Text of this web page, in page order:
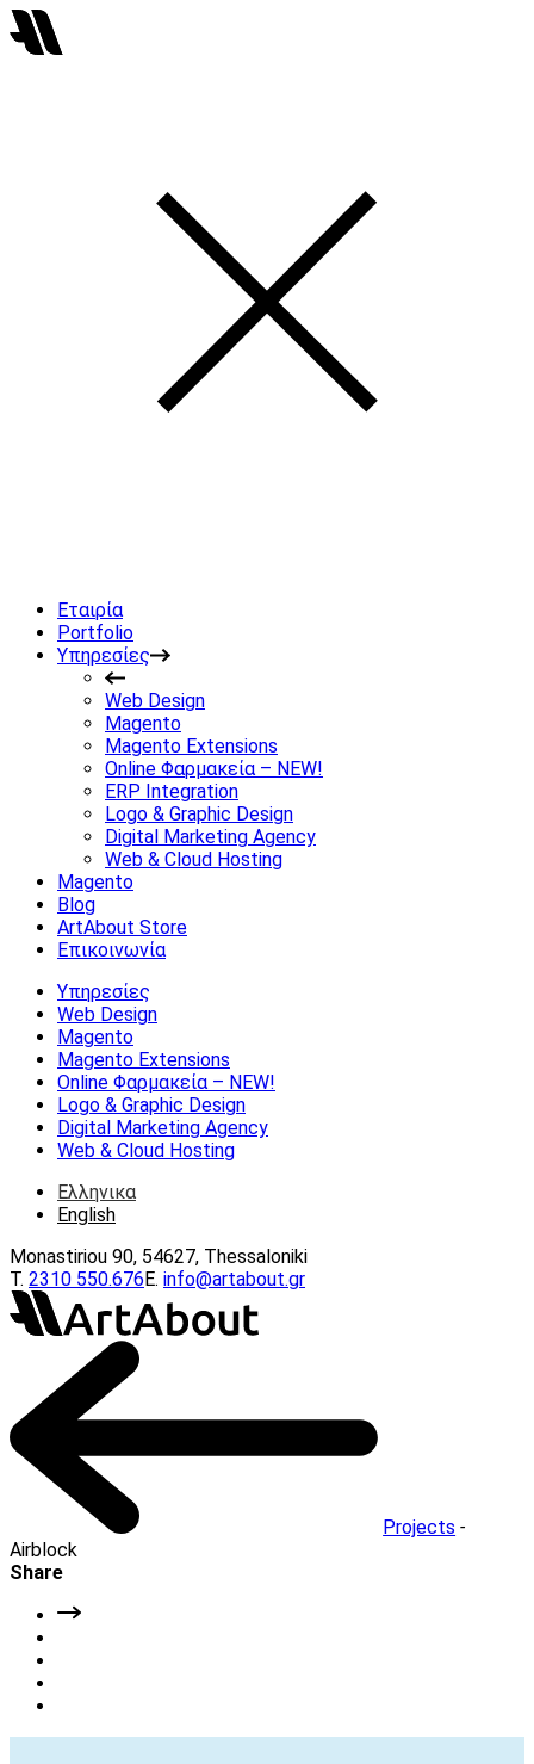
Εταιρία
Portfolio
Υπηρεσίες
Web Design
Magento
Magento Extensions
Online Φαρμακεία – NEW!
ERP Integration
Logo & Graphic Design
Digital Marketing Agency
Web & Cloud Hosting
Magento
Blog
ArtAbout Store
Επικοινωνία
Υπηρεσίες
Web Design
Magento
Magento Extensions
Online Φαρμακεία – ΝEW!
Logo & Graphic Design
Digital Marketing Agency
Web & Cloud Hosting
Ελληνικα
English
Monastiriou 90, 54627, Thessaloniki
Τ. 2310 550.676E. info@artabout.gr
Projects -
Airblock
Share